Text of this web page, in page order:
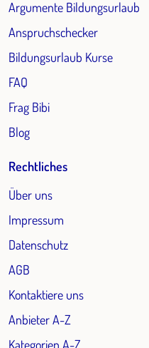
Argumente Bildungsurlaub
Anspruchschecker
Bildungsurlaub Kurse
FAQ
Frag Bibi
Blog
Rechtliches
Über uns
Impressum
Datenschutz
AGB
Kontaktiere uns
Anbieter A-Z
Kategorien A-Z